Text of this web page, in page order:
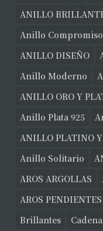
ANILLO
Anillo Compromiso
ANILLO DISEÑO
Anillo Moderno
ANILLO ORO Y
Anillo Plata 925
ANILLO PLATINO Y
Anillo Solitario
AROS ARGOLLAS
AROS PENDIENTES
Brillantes